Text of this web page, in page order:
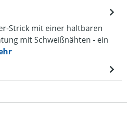
Strick mit einer haltbaren
mit Schweißnähten - ein